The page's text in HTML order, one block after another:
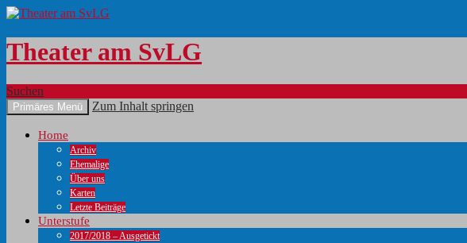
Theater am SvLG
Suchen
Primäres Menü Zum Inhalt springen
Home
Archiv
Ehemalige
Über uns
Karten
Letzte Beiträge
Unterstufe
2017/2018 – Ausgetickt